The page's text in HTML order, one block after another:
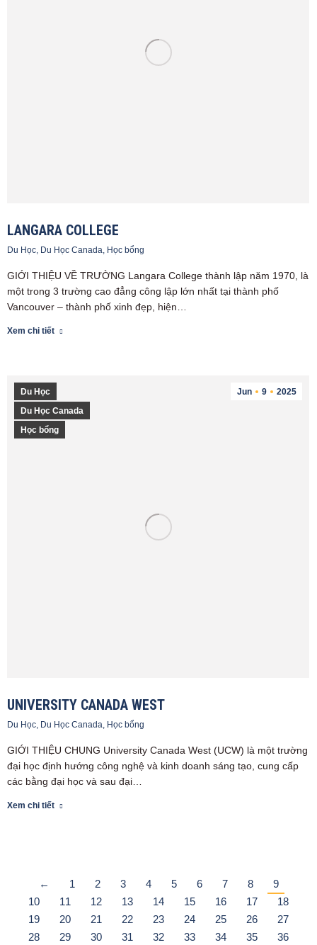
LANGARA COLLEGE
Du Học, Du Học Canada, Học bổng
GIỚI THIỆU VỀ TRƯỜNG Langara College thành lập năm 1970, là
một trong 3 trường cao đẳng công lập lớn nhất tại thành phố
Vancouver – thành phố xinh đẹp, hiện…
Xem chi tiết
Jun 9 2025
Du Học
Du Học Canada
Học bổng
UNIVERSITY CANADA WEST
Du Học, Du Học Canada, Học bổng
GIỚI THIỆU CHUNG University Canada West (UCW) là một trường
đại học định hướng công nghệ và kinh doanh sáng tạo, cung cấp
các bằng đại học và sau đại…
Xem chi tiết
← 1 2 3 4 5 6 7 8
9
10
11 12 13 14 15 16 17
18
19
20 21 22 23 24 25 26
27
28
29 30 31 32 33 34 35 36